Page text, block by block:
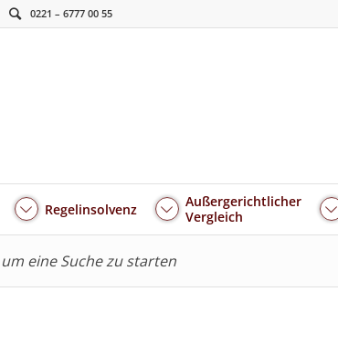
0221 – 6777 00 55
Regelinsolvenz
Außergerichtlicher
Vergleich
eine Suche zu starten